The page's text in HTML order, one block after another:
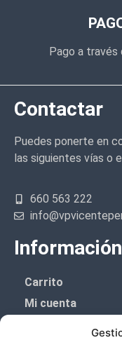
Pago a través
Contactar
Puedes ponerte en
las siguientes vías o
660 563 222
Información
Carrito
Mi cuenta